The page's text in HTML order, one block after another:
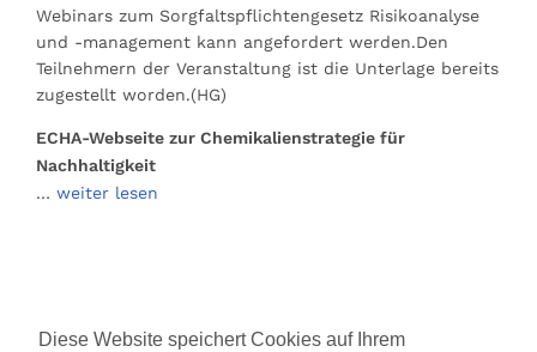
Diese Website speichert Cookies auf Ihrem
Webinars zum Sorgfaltspflichtengesetz Risikoanalyse
und -management kann angefordert werden.Den
Teilnehmern der Veranstaltung ist die Unterlage bereits
zugestellt worden.(HG)
ECHA-Webseite zur Chemikalienstrategie für
Nachhaltigkeit
… weiter lesen